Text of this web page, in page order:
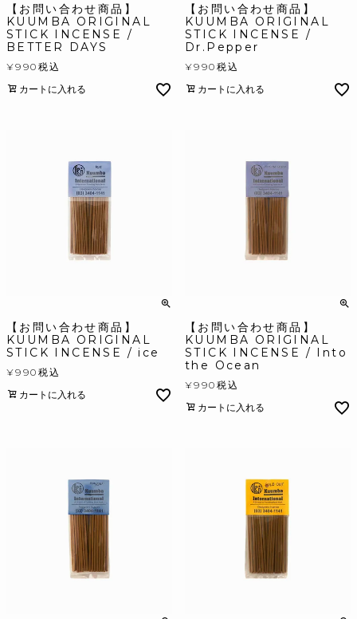
【お問い合わせ商品】
KUUMBA ORIGINAL
STICK INCENSE /
BETTER DAYS
¥990 税込
カートに入れる
【お問い合わせ商品】
KUUMBA ORIGINAL
STICK INCENSE /
Dr.Pepper
¥990 税込
カートに入れる
【お問い合わせ商品】
KUUMBA ORIGINAL
STICK INCENSE / ice
¥990 税込
カートに入れる
【お問い合わせ商品】
KUUMBA ORIGINAL
STICK INCENSE / Into
the Ocean
¥990 税込
カートに入れる